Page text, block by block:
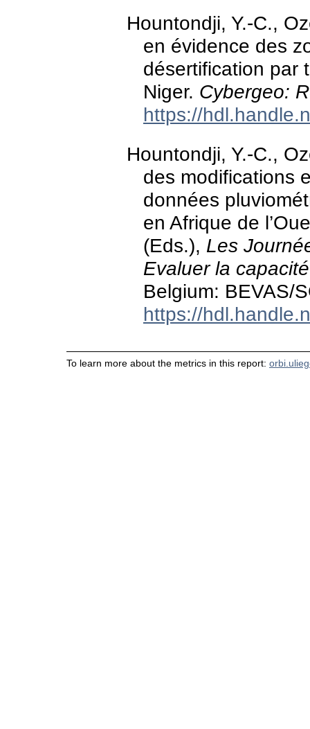
Hountondji, Y.-C.,
en évidence des
désertification par
Niger. Cybergeo:
https://
Hountondji, Y.-C.,
des modifications
données
en Afrique de
(Eds.), Les
Evaluer la
Belgium: BEVAS/
https://
To learn more about the metrics in this report: